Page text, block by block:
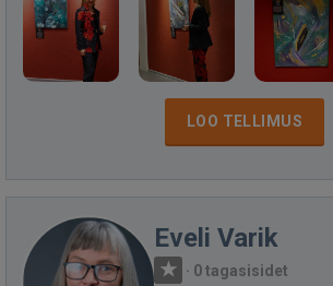
LOO TELLIMUS
Eveli Varik
· 0 tagasisidet